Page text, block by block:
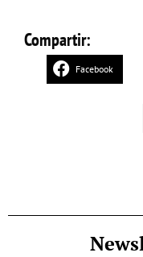
Compartir:
Facebook